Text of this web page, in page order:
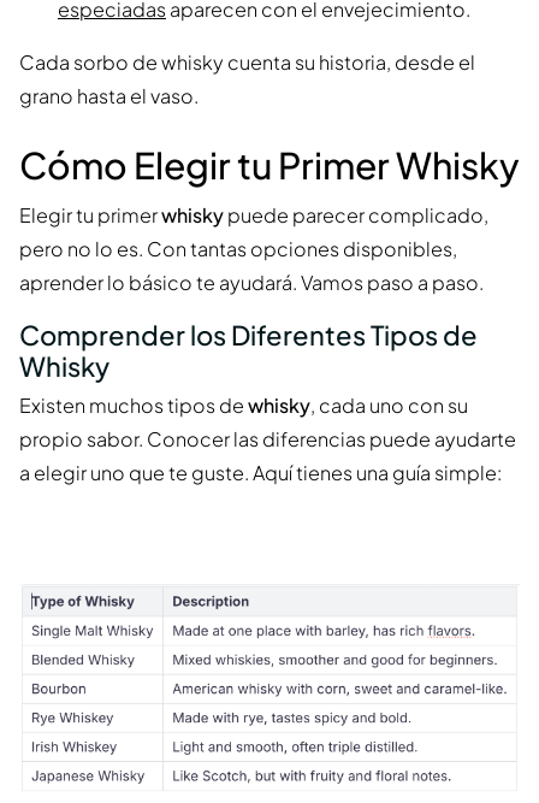
especiadasaparecen con el envejecimiento.
Cada sorbo de whisky cuenta su historia, desde el
grano hasta el vaso.
Cómo Elegir tu Primer Whisky
Elegir tu primerwhiskypuede parecer complicado,
pero no lo es. Con tantas opciones disponibles,
aprender lo básico te ayudará. Vamos paso a paso.
Comprender los Diferentes Tipos de
Whisky
Existen muchos tipos dewhisky, cada uno con su
propio sabor. Conocer las diferencias puede ayudarte
a elegir uno que te guste. Aquí tienes una guía simple: